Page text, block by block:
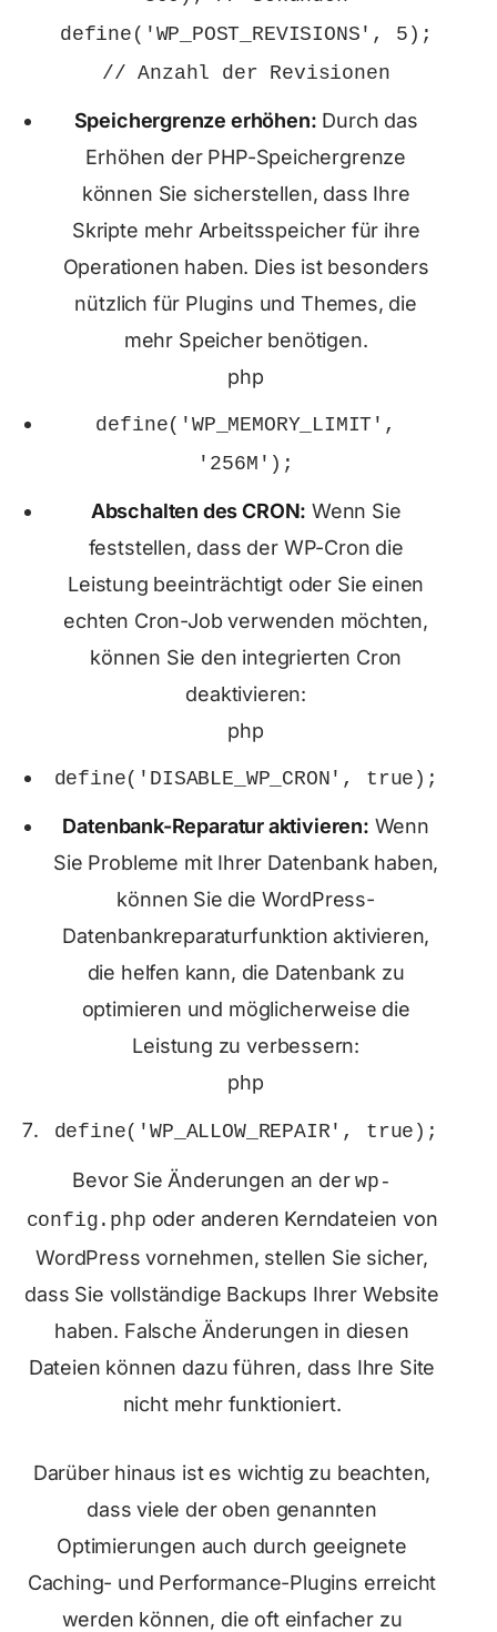
define ( 'WP_POST_REVISIONS' , 5 );
// Anzahl der Revisionen
Speichergrenze erhöhen: Durch das
Erhöhen der PHP-Speichergrenze
können Sie sicherstellen, dass Ihre
Skripte mehr Arbeitsspeicher für ihre
Operationen haben. Dies ist besonders
nützlich für Plugins und Themes, die
mehr Speicher benötigen.
php
define( 'WP_MEMORY_LIMIT' ,
'256M' );
Abschalten des CRON: Wenn Sie
feststellen, dass der WP-Cron die
Leistung beeinträchtigt oder Sie einen
echten Cron-Job verwenden möchten,
können Sie den integrierten Cron
deaktivieren:
php
define( 'DISABLE_WP_CRON' , true );
Datenbank-Reparatur aktivieren: Wenn
Sie Probleme mit Ihrer Datenbank haben,
können Sie die WordPress-
Datenbankreparaturfunktion aktivieren,
die helfen kann, die Datenbank zu
optimieren und möglicherweise die
Leistung zu verbessern:
php
define( 'WP_ALLOW_REPAIR' , true );
Bevor Sie Änderungen an derwp-
config.php oder anderen Kerndateien von
WordPress vornehmen, stellen Sie sicher,
dass Sie vollständige Backups Ihrer Website
haben. Falsche Änderungen in diesen
Dateien können dazu führen, dass Ihre Site
nicht mehr funktioniert.
Darüber hinaus ist es wichtig zu beachten,
dass viele der oben genannten
Optimierungen auch durch geeignete
Caching- und Performance-Plugins erreicht
werden können, die oft einfacher zu